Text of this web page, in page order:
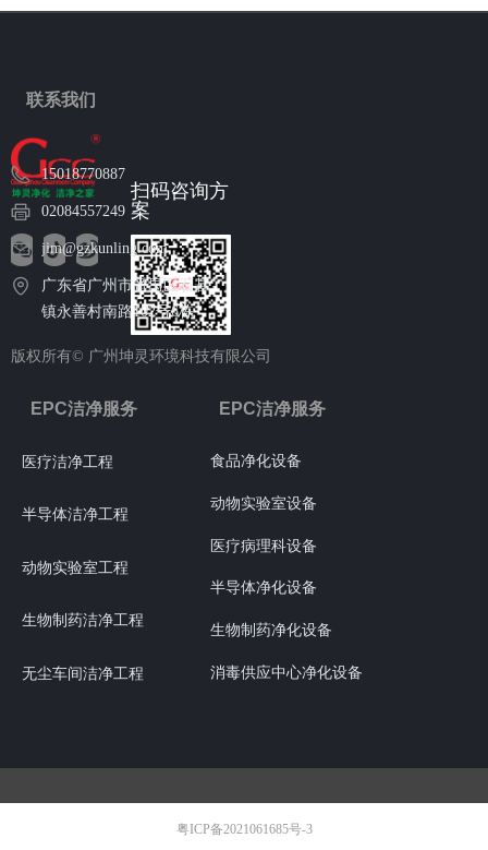
版权所有© 广州坤灵环境科技有限公司
扫码咨询方
案
EPC洁净服务
医疗洁净工程
半导体洁净工程
动物实验室工程
生物制药洁净工程
无尘车间洁净工程
食品净化设备
动物实验室设备
医疗病理科设备
半导体净化设备
生物制药净化设备
消毒供应中心净化设备
EPC洁净服务
15018770887
02084557249
jim@gzkunling.com
广东省广州市番禺区石碁
镇永善村南路102号6栋
联系我们
粤ICP备2021061685号-3